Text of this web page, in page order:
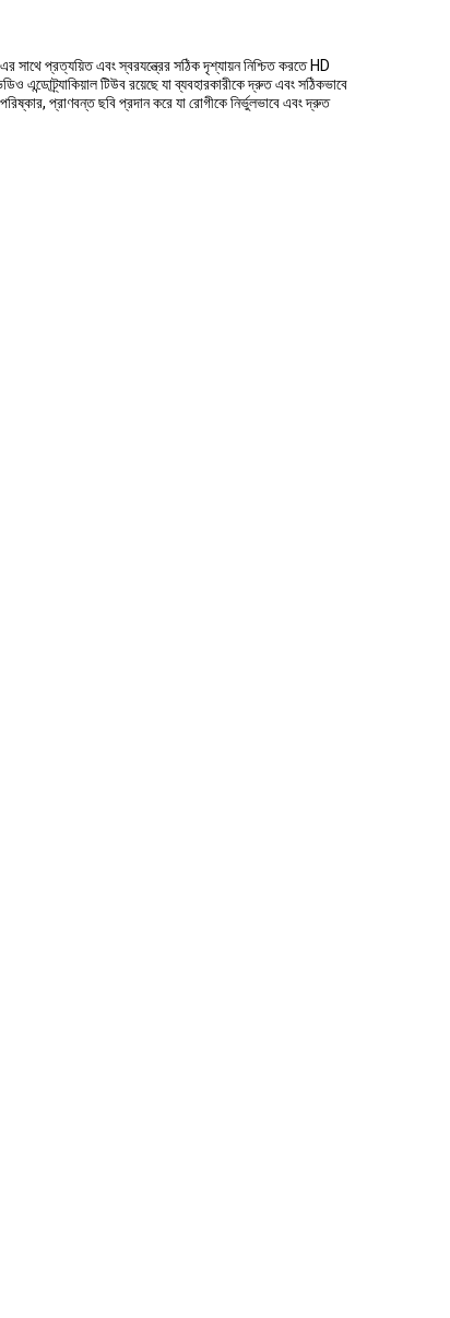
সাথে প্রত্যয়িত এবং স্বরযন্ত্রের সঠিক দৃশ্যায়ন নিশ্চিত করতে HD
এন্ডোট্র্যাকিয়াল টিউব রয়েছে যা ব্যবহারকারীকে দ্রুত এবং সঠিকভাবে
প্রাণবন্ত ছবি প্রদান করে যা রোগীকে নির্ভুলভাবে এবং দ্রুত